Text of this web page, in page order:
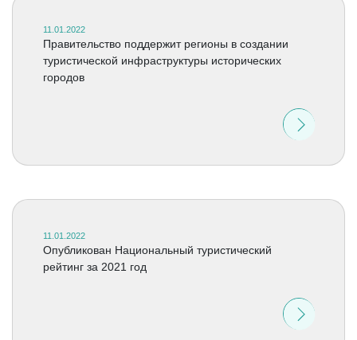
11.01.2022
Правительство поддержит регионы в создании
туристической инфраструктуры исторических
городов
11.01.2022
Опубликован Национальный туристический
рейтинг за 2021 год